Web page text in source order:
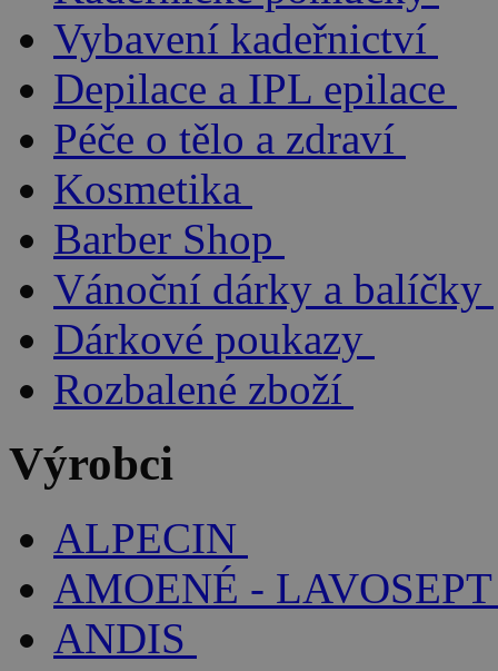
Vybavení kadeřnictví
Depilace a IPL epilace
Péče o tělo a zdraví
Kosmetika
Barber Shop
Vánoční dárky a balíčky
Dárkové poukazy
Rozbalené zboží
Výrobci
ALPECIN
AMOENÉ - LAVOSEPT
ANDIS